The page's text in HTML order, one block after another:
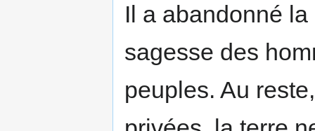
Il a abandonné
sagesse des
peuples. Au